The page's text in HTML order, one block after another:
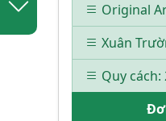
Original
Xuân
Quy cách: